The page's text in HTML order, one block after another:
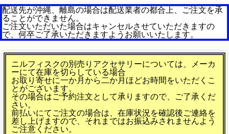
配送先が沖縄、離島の場合は配送業者の都合上、ご注文を承
ることができません。
ご注文いただいた場合はキャンセルさせていただきますの
で、何卒ご了承いただきますようお願いいたします。
ニルフィスクの別売りアクセサリーについては、メーカ
ーにて在庫を切らしている場合
お取り寄せに一か月から二か月ほどお時間をいただくこ
とがございます。
その場合はご予約注文として承りますので、ご了承くだ
さい。
前払いにてご注文の場合は、在庫状況を確認後ご連絡を
差し上げますので、それまではお振込みされませんよう
ご注意ください。